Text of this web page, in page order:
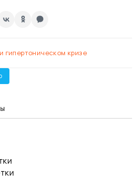
гипертоническом кризе